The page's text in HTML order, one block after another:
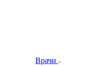
Врачи